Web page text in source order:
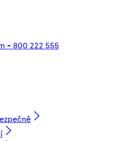
- 800 222 555